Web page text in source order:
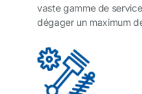
vaste gamme de
dégager un maximum